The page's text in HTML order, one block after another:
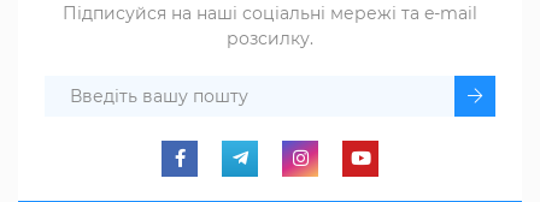
Підписуйся на наші соціальні мережі та e-mail
розсилку.